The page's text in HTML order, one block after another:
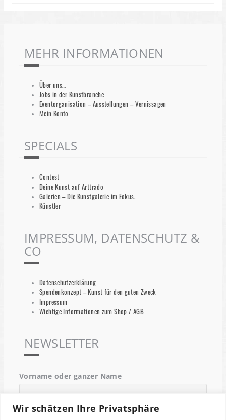
Wir schätzen Ihre Privatsphäre
MEHR INFORMATIONEN
Über uns…
Jobs in der Kunstbranche
Eventorganisation – Ausstellungen – Vernissagen
Mein Konto
SPECIALS
Contest
Deine Kunst auf Arttrado
Galerien – Die Kunstgalerie im Fokus.
Künstler
IMPRESSUM, DATENSCHUTZ &
CO
Datenschutzerklärung
Spendenkonzept – Kunst für den guten Zweck
Impressum
Wichtige Informationen zum Shop / AGB
NEWSLETTER
Vorname oder ganzer Name
Email